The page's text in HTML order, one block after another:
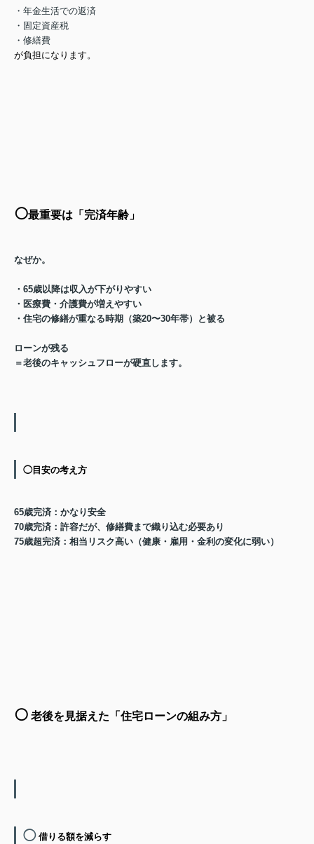
・年金生活での返済
・固定資産税
・修繕費
が負担になります。
⚪️最重要は「完済年齢」
なぜか。
・65歳以降は収入が下がりやすい
・医療費・介護費が増えやすい
・住宅の修繕が重なる時期（築20〜30年帯）と被る
ローンが残る
＝老後のキャッシュフローが硬直します。
◯目安の考え方
65歳完済 ：かなり安全
70歳完済 ：許容だが、修繕費まで織り込む必要あり
75歳超完済 ：相当リスク高い（健康・雇用・金利の変化に弱い）
⚪️ 老後を見据えた「住宅ローンの組み方」
◯借りる額を減らす